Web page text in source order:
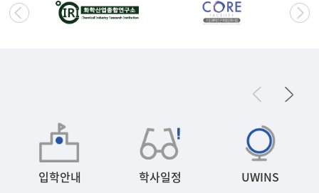
입학안내 학사일정 UWINS